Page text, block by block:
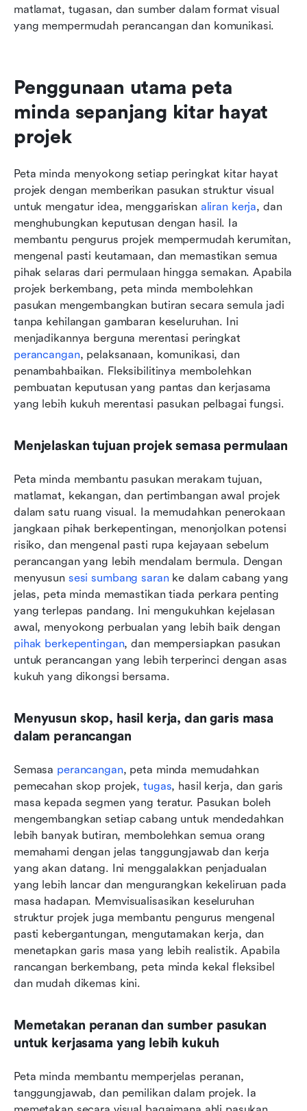
matlamat, tugasan, dan sumber dalam format visual
yang mempermudah perancangan dan komunikasi.
Penggunaan utama peta
minda sepanjang kitar hayat
projek
Peta minda menyokong setiap peringkat kitar hayat
projek dengan memberikan pasukan struktur visual
untuk mengatur idea, menggariskan aliran kerja, dan
menghubungkan keputusan dengan hasil. Ia
membantu pengurus projek mempermudah kerumitan,
mengenal pasti keutamaan, dan memastikan semua
pihak selaras dari permulaan hingga semakan. Apabila
projek berkembang, peta minda membolehkan
pasukan mengembangkan butiran secara semula jadi
tanpa kehilangan gambaran keseluruhan. Ini
menjadikannya berguna merentasi peringkat
perancangan, pelaksanaan, komunikasi, dan
penambahbaikan. Fleksibilitinya membolehkan
pembuatan keputusan yang pantas dan kerjasama
yang lebih kukuh merentasi pasukan pelbagai fungsi.
Menjelaskan tujuan projek semasa permulaan
Peta minda membantu pasukan merakam tujuan,
matlamat, kekangan, dan pertimbangan awal projek
dalam satu ruang visual. Ia memudahkan penerokaan
jangkaan pihak berkepentingan, menonjolkan potensi
risiko, dan mengenal pasti rupa kejayaan sebelum
perancangan yang lebih mendalam bermula. Dengan
menyusun sesi sumbang saran ke dalam cabang yang
jelas, peta minda memastikan tiada perkara penting
yang terlepas pandang. Ini mengukuhkan kejelasan
pihak berkepentingan, dan mempersiapkan pasukan
untuk perancangan yang lebih terperinci dengan asas
kukuh yang dikongsi bersama.
Menyusun skop, hasil kerja, dan garis masa
dalam perancangan
Semasa perancangan, peta minda memudahkan
pemecahan skop projek, tugas, hasil kerja, dan garis
masa kepada segmen yang teratur. Pasukan boleh
mengembangkan setiap cabang untuk mendedahkan
lebih banyak butiran, membolehkan semua orang
memahami dengan jelas tanggungjawab dan kerja
yang akan datang. Ini menggalakkan penjadualan
yang lebih lancar dan mengurangkan kekeliruan pada
masa hadapan. Memvisualisasikan keseluruhan
struktur projek juga membantu pengurus mengenal
pasti kebergantungan, mengutamakan kerja, dan
menetapkan garis masa yang lebih realistik. Apabila
rancangan berkembang, peta minda kekal fleksibel
dan mudah dikemas kini.
Memetakan peranan dan sumber pasukan
untuk kerjasama yang lebih kukuh
Peta minda membantu memperjelas peranan,
tanggungjawab, dan pemilikan dalam projek. Ia